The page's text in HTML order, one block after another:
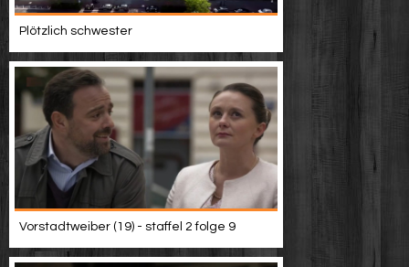
Plötzlich schwester
Vorstadtweiber (19) - staffel 2 folge 9